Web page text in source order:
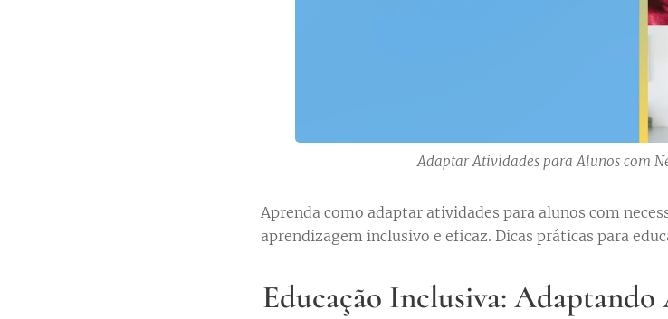
Adaptar Atividades para Alunos com
Aprenda como adaptar atividades para alunos com
aprendizagem inclusivo e eficaz. Dicas práticas para
Educação Inclusiva: